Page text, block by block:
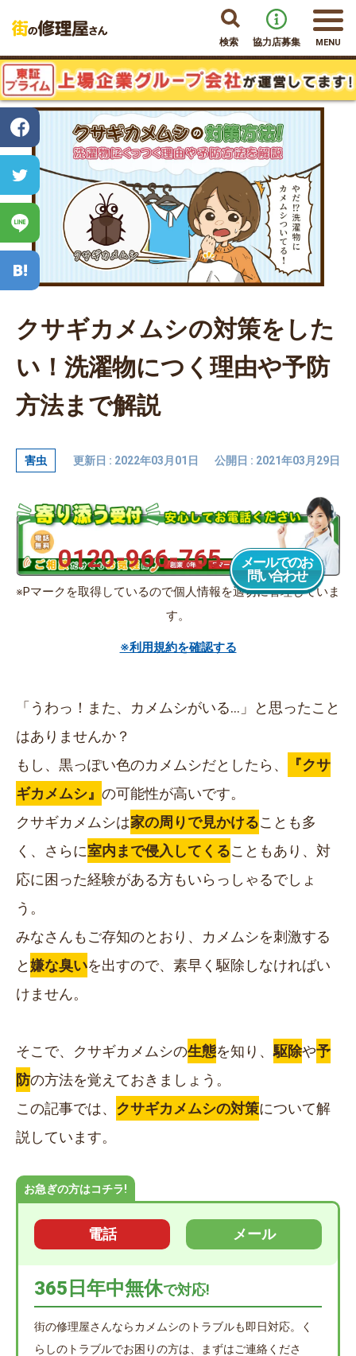
検索 協力店募集 MENU
クサギカメムシの対策をした
い！洗濯物につく理由や予防
方法まで解説
害虫 更新日 : 2022年03月01日 公開日 : 2021年03月29日
0120-966-765
メールでのお
問い合わせ
※Pマークを取得しているので個人情報を適切に管理していま
す。
※利用規約を確認する
「うわっ！また、カメムシがいる…」と思ったこと
はありませんか？
もし、黒っぽい色のカメムシだとしたら、
『クサ
ギカメムシ』 の可能性が高いです。
クサギカメムシは家の周りで見かけることも多
く、さらに室内まで侵入してくることもあり、対
応に困った経験がある方もいらっしゃるでしょ
う。
みなさんもご存知のとおり、カメムシを刺激する
と嫌な臭いを出すので、素早く駆除しなければい
けません。
そこで、クサギカメムシの生態を知り、駆除や予
防の方法を覚えておきましょう。
この記事では、 クサギカメムシの対策について解
説しています。
お急ぎの方はコチラ!
365日年中無休で対応!
街の修理屋さんならカメムシのトラブルも即日対応。く
らしのトラブルでお困りの方は、まずはご連絡くださ
電話 メール